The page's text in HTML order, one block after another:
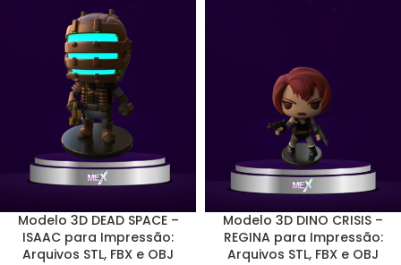
Modelo 3D DEAD SPACE –
ISAAC para Impressão:
Arquivos STL, FBX e OBJ
Modelo 3D DINO CRISIS –
REGINA para Impressão:
Arquivos STL, FBX e OBJ